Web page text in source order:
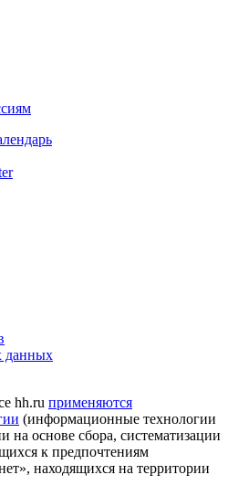
данных
hh.ru применяются
(информационные технологии
на основе сбора, систематизации
к предпочтениям
находящихся на территории